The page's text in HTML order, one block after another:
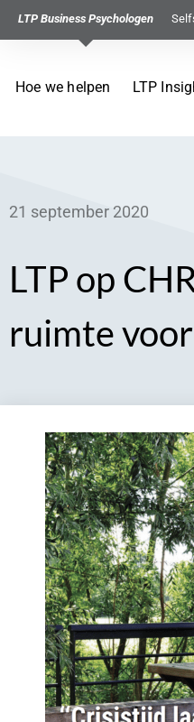
LTP Business Psychologen
Hoe we helpen LTP
21 september 2020
LTP op
ruimte